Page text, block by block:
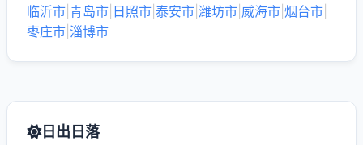
临沂市 青岛市 日照市 泰安市 潍坊市 威海市 烟台市
枣庄市 淄博市
日出日落